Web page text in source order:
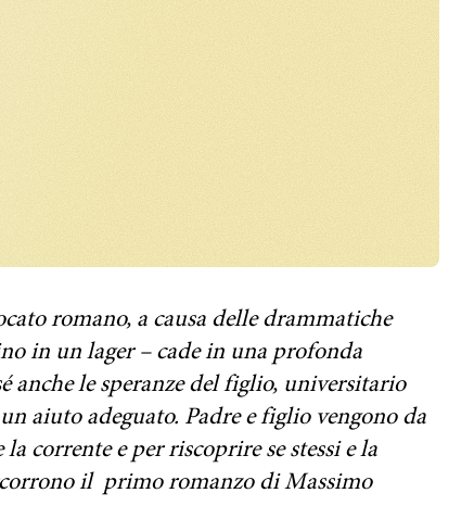
romano, a causa delle drammatiche
in un lager – cade in una profonda
anche le speranze del figlio, universitario
aiuto adeguato. Padre e figlio vengono da
corrente e per riscoprire se stessi e la
il primo romanzo di Massimo